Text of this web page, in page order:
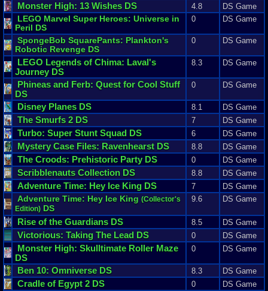
Monster High: 13 Wishes DS 4.8 DS Game
LEGO Marvel Super Heroes: Universe in
Peril DS
0 DS Game
SpongeBob SquarePants: Plankton's
Robotic Revenge DS
0 DS Game
LEGO Legends of Chima: Laval's
Journey DS
8.3 DS Game
Phineas and Ferb: Quest for Cool Stuff
DS
0 DS Game
Disney Planes DS 8.1 DS Game
The Smurfs 2 DS 7 DS Game
Turbo: Super Stunt Squad DS 6 DS Game
Mystery Case Files: Ravenhearst DS 8.8 DS Game
The Croods: Prehistoric Party DS 0 DS Game
Scribblenauts Collection DS 8.8 DS Game
Adventure Time: Hey Ice King DS 7 DS Game
Adventure Time: Hey Ice King (Collector's
Edition) DS
9.6 DS Game
Rise of the Guardians DS 8.5 DS Game
Victorious: Taking The Lead DS 0 DS Game
Monster High: Skulltimate Roller Maze
DS
0 DS Game
Ben 10: Omniverse DS 8.3 DS Game
Cradle of Egypt 2 DS 0 DS Game